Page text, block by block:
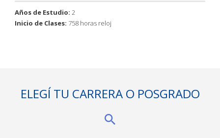
Años de Estudio: 2
Inicio de Clases: 758 horas reloj
ELEGÍ TU CARRERA O POSGRADO